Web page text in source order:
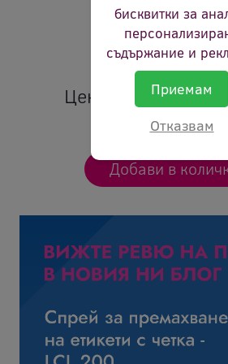
Цвят: черно
Ревю: Оцени
Цена: 7.38 €
бисквитки за
съдържание и
Приемам
Отказвам